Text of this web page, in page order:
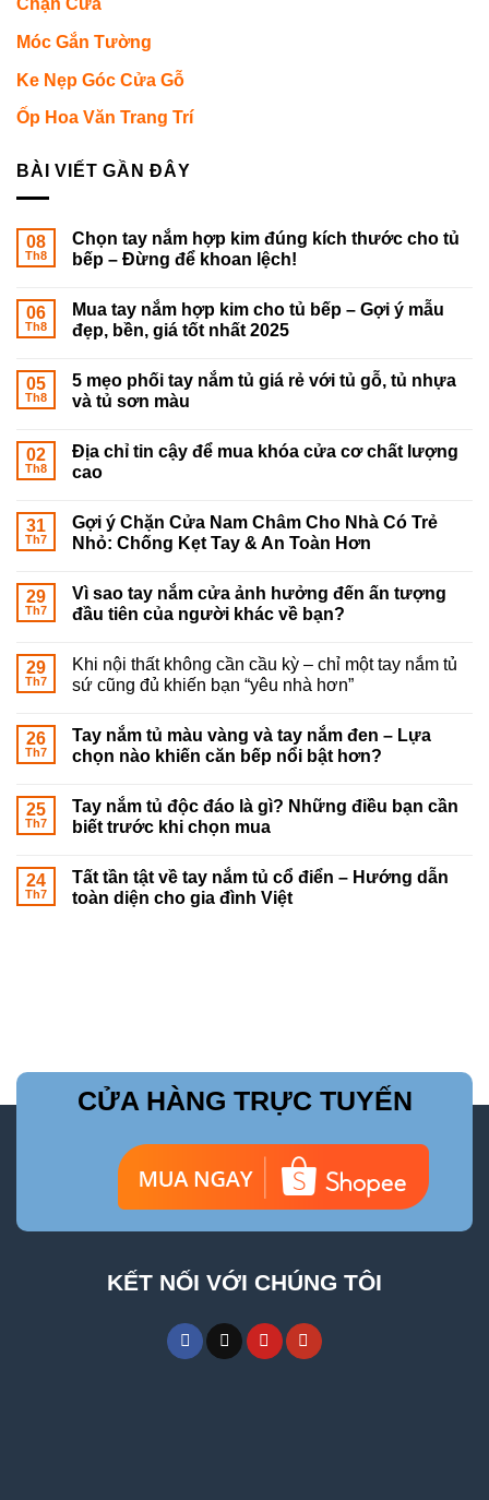
Chặn Cửa
Móc Gắn Tường
Ke Nẹp Góc Cửa Gỗ
Ốp Hoa Văn Trang Trí
BÀI VIẾT GẦN ĐÂY
08
Th8
Chọn tay nắm hợp kim đúng kích thước cho tủ
bếp – Đừng để khoan lệch!
06
Th8
Mua tay nắm hợp kim cho tủ bếp – Gợi ý mẫu
đẹp, bền, giá tốt nhất 2025
05
Th8
5 mẹo phối tay nắm tủ giá rẻ với tủ gỗ, tủ nhựa
và tủ sơn màu
02
Th8
Địa chỉ tin cậy để mua khóa cửa cơ chất lượng
cao
31
Th7
Gợi ý Chặn Cửa Nam Châm Cho Nhà Có Trẻ
Nhỏ: Chống Kẹt Tay & An Toàn Hơn
29
Th7
Vì sao tay nắm cửa ảnh hưởng đến ấn tượng
đầu tiên của người khác về bạn?
29
Th7
Khi nội thất không cần cầu kỳ – chỉ một tay nắm tủ
sứ cũng đủ khiến bạn “yêu nhà hơn”
26
Th7
Tay nắm tủ màu vàng và tay nắm đen – Lựa
chọn nào khiến căn bếp nổi bật hơn?
25
Th7
Tay nắm tủ độc đáo là gì? Những điều bạn cần
biết trước khi chọn mua
24
Th7
Tất tần tật về tay nắm tủ cổ điển – Hướng dẫn
toàn diện cho gia đình Việt
CỬA HÀNG TRỰC TUYẾN
KẾT NỐI VỚI CHÚNG TÔI